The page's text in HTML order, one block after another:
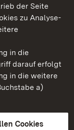
der Seite
zu Analyse-
in die
darauf erfolgt
in die weitere
a)
Cookies
Württemberg